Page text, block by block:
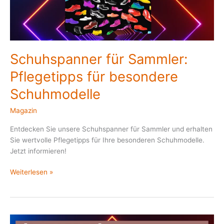
Schuhspanner für Sammler:
Pflegetipps für besondere
Schuhmodelle
Magazin
Entdecken Sie unsere Schuhspanner für Sammler und erhalten
Sie wertvolle Pflegetipps für Ihre besonderen Schuhmodelle.
Jetzt informieren!
Schuhmodelle
Weiterlesen »
Qualitätsmerkmale